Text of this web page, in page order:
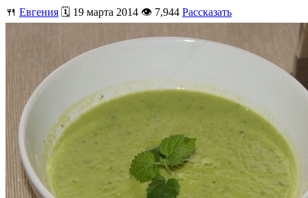
🍴 Евгения 🗓️ 19 марта 2014 👁️ 7,944 Рассказать